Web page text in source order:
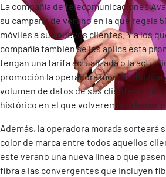
La compañía de telecomunicaciones
su campaña de verano en la que regala
móviles a sus nuevos clientes. Y a los
compañía también se les aplica esta
tengan una tarifa actualizada o la
promoción la operadora morada duplica
volumen de datos de sus clientes en
histórico en el que volveremos a hacer
Además, la operadora morada sorteará
color de marca entre todos aquellos
este verano una nueva línea o que
fibra a las convergentes que incluyen